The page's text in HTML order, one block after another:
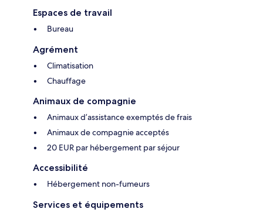
Espaces de travail
Bureau
Agrément
Climatisation
Chauffage
Animaux de compagnie
Animaux d’assistance exemptés de frais
Animaux de compagnie acceptés
20 EUR par hébergement par séjour
Accessibilité
Hébergement non-fumeurs
Services et équipements